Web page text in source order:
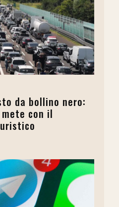
da bollino nero:
con il